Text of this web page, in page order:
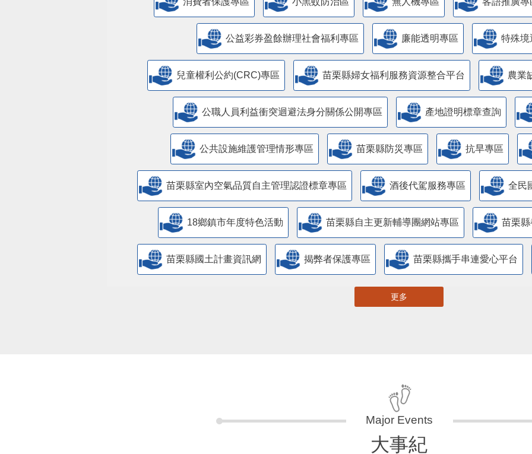
公益彩券盈餘辦理社會福利專區 廉能透明專區 特殊境
兒童權利公約(CRC)專區 苗栗縣婦女福利服務資源整合平台 農業
公職人員利益衝突迴避法身分關係公開專區 產地證明標章查詢
​公共設施維護管理情形專區 苗栗縣防災專區 抗旱專區
苗栗縣室內空氣品質自主管理認證標章專區 酒後代駕服務專區 全民
18鄉鎮市年度特色活動 苗栗縣自主更新輔導團網站專區 苗栗
苗栗縣國土計畫資訊網 揭弊者保護專區 苗栗縣攜手串連愛心平台
更多
大事紀